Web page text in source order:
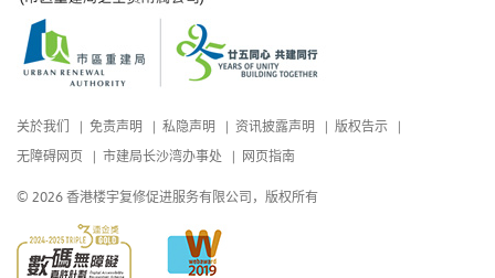
关於我们 免责声明 私隐声明 资讯披露声明
版权告示
无障碍网页
市建局长沙湾办事处 网页指南
© 2026 香港楼宇复修促进服务有限公司，版权所有